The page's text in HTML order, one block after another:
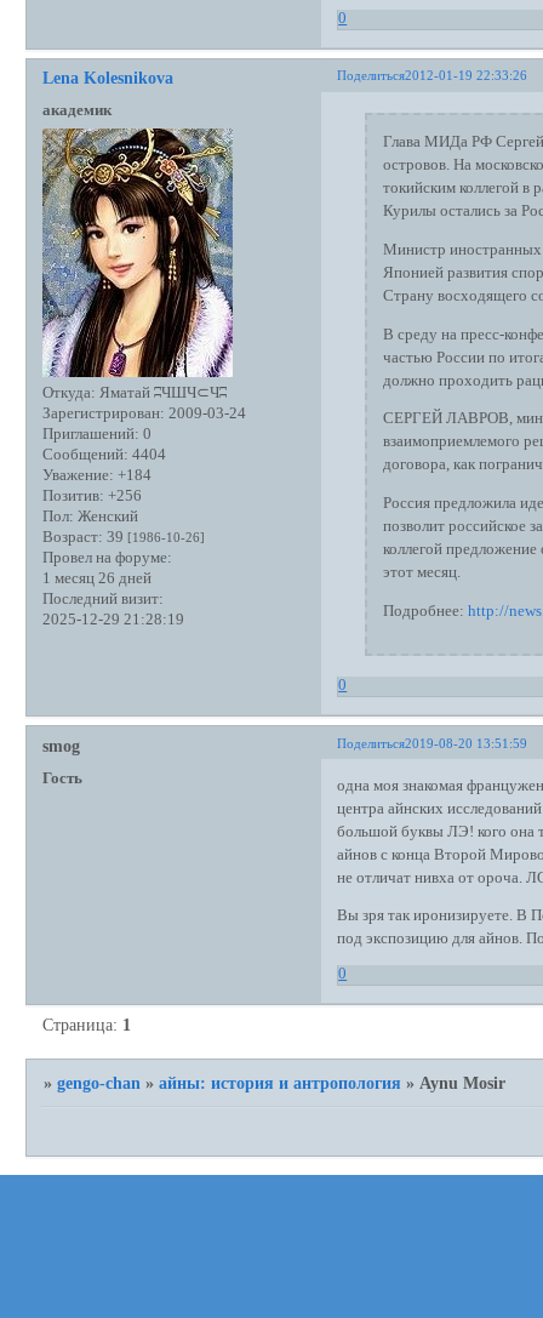
0
Поделиться2012-01-19 22:33:26
Lena Kolesnikova
академик
Откуда: Яматай ʭЧШЧ⊂Чʭ
Зарегистрирован: 2009-03-24
Приглашений: 0
Сообщений: 4404
Уважение: +184
Позитив: +256
Пол: Женский
Возраст: 39 [1986-10-26]
Провел на форуме:
1 месяц 26 дней
Последний визит:
2025-12-29 21:28:19
Глава МИДа РФ Сергей
островов. На
токийским коллегой
Курилы остались за
Министр иностранных
Японией развития
Страну восходящего
В среду на пресс-
частью России по
должно проходить
СЕРГЕЙ ЛАВРОВ,
взаимоприемлемого
договора, как
Россия предложила
позволит российское
коллегой
этот месяц.
Подробнее: http://
0
Поделиться2019-08-20 13:51:59
smog
Гость
одна моя знакомая
центра айнских
большой буквы ЛЭ! кого она
айнов с конца Второй
не отличат нивха от ороча.
Вы зря так иронизируете. В
под экспозицию для айнов.
0
Страница: 1
»gengo-chan »айны: история и антропология »Aynu Mosir